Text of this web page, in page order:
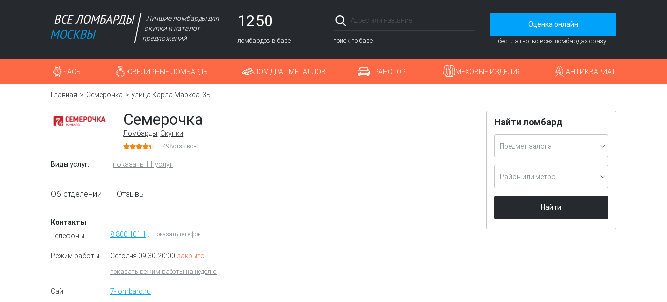
Лучшие ломбарды для
скупки и каталог
предложений
1250
ломбардов в базе поиск по базе
Оценка онлайн
бесплатно. во всех ломбардах сразу.
ЧАСЫ ЮВЕЛИРНЫЕ ЛОМБАРДЫ ЛОМ ДРАГ. МЕТАЛЛОВ ТРАНСПОРТ МЕХОВЫЕ ИЗДЕЛИЯ АНТИКВАРИАТ
Главная Семерочка улица Карла Маркса, 3Б
Семерочка
Ломбарды Скупки
498отзывов
Виды услуг: показать 11 услуг
Об отделении Отзывы
Контакты
Телефоны:
Показать телефон
Режим работы: Сегодня 09:30-20:00 закрыто
показать режим работы на неделю
Сайт: 7-lombard.ru
Найти ломбард
Предмет залога
Район или метро
Найти